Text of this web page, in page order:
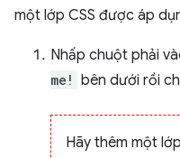
một lớp CSS được áp
Nhấp chuột phải
me! bên dưới rồi
Hãy thêm một